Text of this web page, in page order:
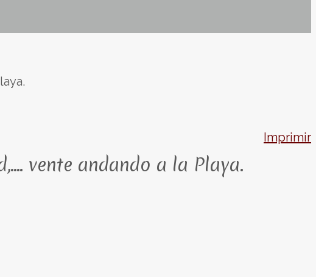
Imprimir
vente andando a la Playa.